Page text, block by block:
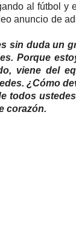
al fútbol y
anuncio de
sin duda un
Porque
viene del
¿Cómo
todos
corazón.